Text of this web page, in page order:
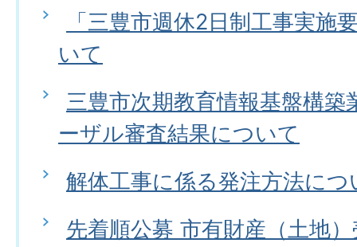
「三豊市週休2日制工事実施
いて
三豊市次期教育情報基盤構
ーザル審査結果について
解体工事に係る発注方法に
先着順公募 市有財産（土地